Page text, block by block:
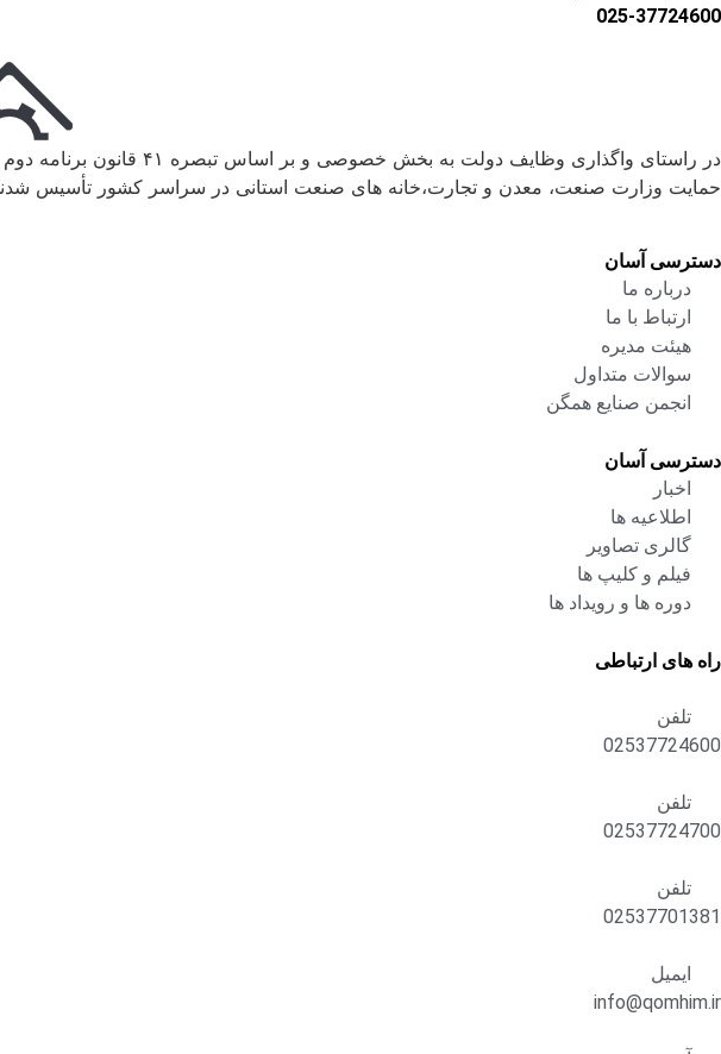
025-37724600
در راستای واگذاری
حمایت وزارت صنعت، معدن و تجارت،خانه های صنعت استانی در سراسر کشور تأسیس
دسترسی آسان
درباره ما
ارتباط با ما
هیئت مدیره
سوالات متداول
انجمن صنایع همگن
دسترسی آسان
اخبار
اطلاعیه ها
گالری تصاویر
فیلم و کلیپ ها
دوره ها و رویداد ها
راه های ارتباطی
تلفن
02537724600
تلفن
02537724700
تلفن
02537701381
ایمیل
info@qomhim.ir